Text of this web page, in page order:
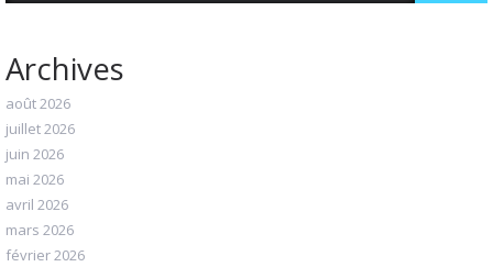
Archives
août 2026
juillet 2026
juin 2026
mai 2026
avril 2026
mars 2026
février 2026